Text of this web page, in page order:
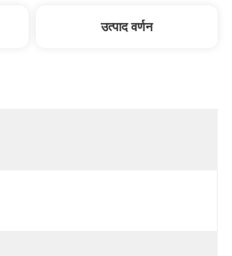
उत्पाद वर्णन